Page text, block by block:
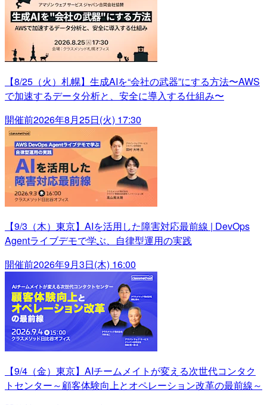
【8/25（火）札幌】生成AIを“会社の武器”にする方法〜AWS
で加速するデータ分析と、安全に導入する仕組み〜
開催前2026年8月25日(火) 17:30
【9/3（木）東京】AIを活用した障害対応最前線 | DevOps
Agentライブデモで学ぶ、自律型運用の実践
開催前2026年9月3日(木) 16:00
【9/4（金）東京】AIチームメイトが変える次世代コンタク
トセンター～顧客体験向上とオペレーション改革の最前線～